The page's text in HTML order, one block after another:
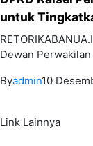
untuk
Dewan Perwakilan
Byadmin10
Link Lainnya